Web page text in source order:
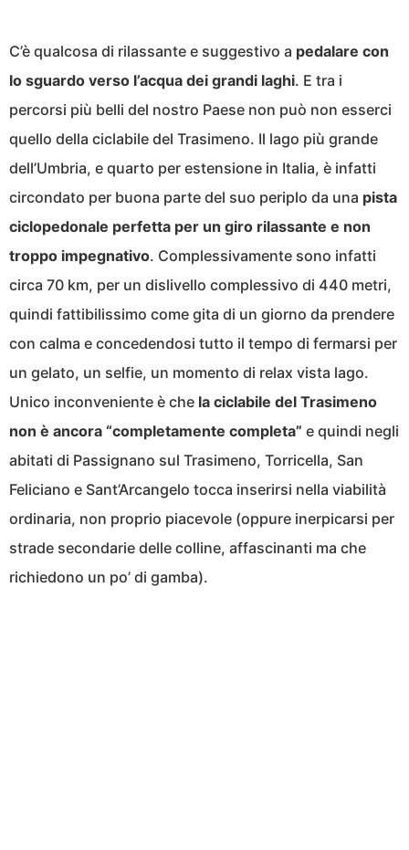
C’è qualcosa di rilassante e suggestivo a pedalare con
lo sguardo verso l’acqua dei grandi laghi. E tra i
percorsi più belli del nostro Paese non può non esserci
quello della ciclabile del Trasimeno. Il lago più grande
dell’Umbria, e quarto per estensione in Italia, è infatti
circondato per buona parte del suo periplo da una pista
ciclopedonale perfetta per un giro rilassante e non
troppo impegnativo. Complessivamente sono infatti
circa 70 km, per un dislivello complessivo di 440 metri,
quindi fattibilissimo come gita di un giorno da prendere
con calma e concedendosi tutto il tempo di fermarsi per
un gelato, un selfie, un momento di relax vista lago.
Unico inconveniente è che la ciclabile del Trasimeno
non è ancora “completamente completa” e quindi negli
abitati di Passignano sul Trasimeno, Torricella, San
Feliciano e Sant’Arcangelo tocca inserirsi nella viabilità
ordinaria, non proprio piacevole (oppure inerpicarsi per
strade secondarie delle colline, affascinanti ma che
richiedono un po’ di gamba).